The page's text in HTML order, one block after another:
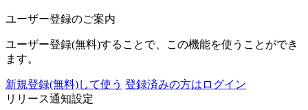
ユーザー登録のご案内
ユーザー登録(無料)することで、この機能を使うことができ
ます。
新規登録(無料)して使う 登録済みの方はログイン
リリース通知設定